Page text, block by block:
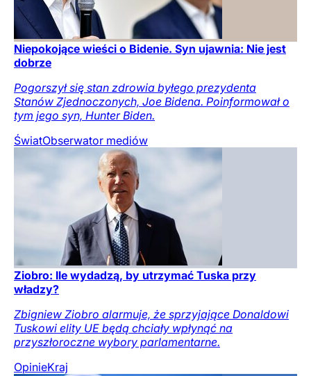
Niepokojące wieści o Bidenie. Syn ujawnia: Nie jest
dobrze
Pogorszył się stan zdrowia byłego prezydenta
Stanów Zjednoczonych, Joe Bidena. Poinformował o
tym jego syn, Hunter Biden.
ŚwiatObserwator mediów
Ziobro: Ile wydadzą, by utrzymać Tuska przy
władzy?
Zbigniew Ziobro alarmuje, że sprzyjające Donaldowi
Tuskowi elity UE będą chciały wpłynąć na
przyszłoroczne wybory parlamentarne.
OpinieKraj